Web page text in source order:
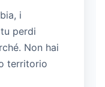
i
perdi
Non hai
territorio